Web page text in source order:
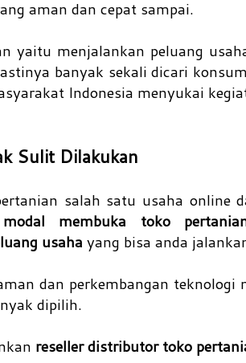
aman dan cepat sampai.
yaitu menjalankan peluang
banyak sekali dicari
Indonesia menyukai
Sulit Dilakukan
salah satu usaha online
modal membuka toko
usaha yang bisa anda
dan perkembangan
dipilih.
reseller distributor toko